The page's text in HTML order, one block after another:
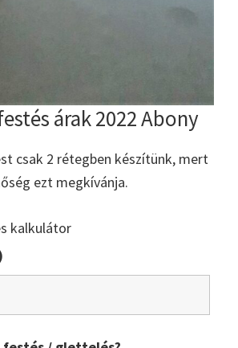
árak 2022 Abony
csak 2 rétegben készítünk, mert
ezt megkívánja.
kalkulátor